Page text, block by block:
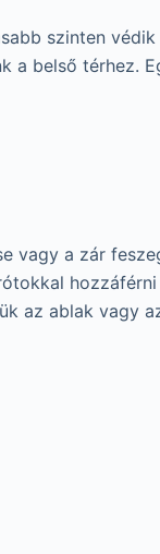
szinten
a belső térhez.
vagy a zár
az ablak vagy